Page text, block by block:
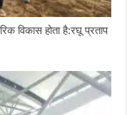
विकास होता है:रघू प्रताप